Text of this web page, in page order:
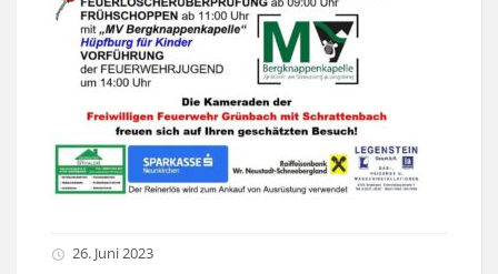
26. Juni 2023